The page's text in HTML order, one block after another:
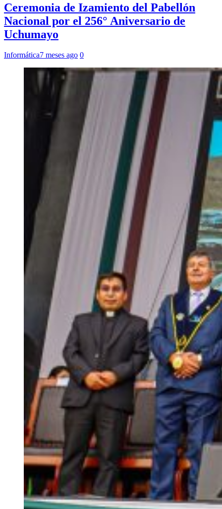
Ceremonia de Izamiento del Pabellón
Nacional por el 256° Aniversario de
Uchumayo
Informática7 meses ago 0